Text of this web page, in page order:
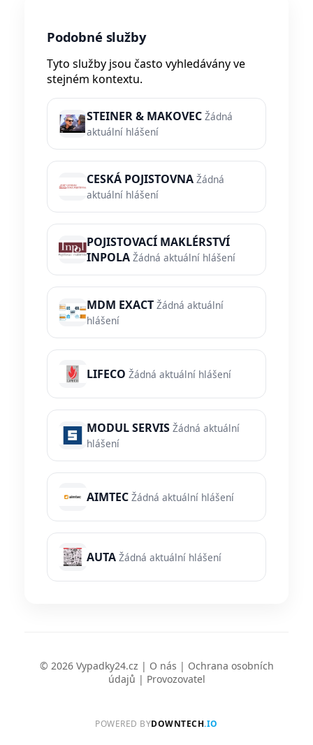
Podobné služby
Tyto služby jsou často vyhledávány ve
stejném kontextu.
STEINER & MAKOVEC Žádná
aktuální hlášení
CESKÁ POJISTOVNA Žádná
aktuální hlášení
POJISTOVACÍ MAKLÉRSTVÍ
INPOLA Žádná aktuální hlášení
MDM EXACT Žádná aktuální
hlášení
LIFECO Žádná aktuální hlášení
MODUL SERVIS Žádná aktuální
hlášení
AIMTEC Žádná aktuální hlášení
AUTA Žádná aktuální hlášení
© 2026 Vypadky24.cz | O nás | Ochrana osobních
údajů | Provozovatel
POWERED BYDOWNTECH.IO